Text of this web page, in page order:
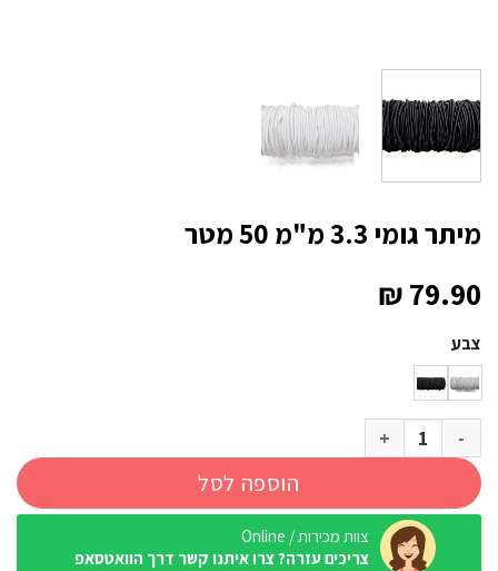
מיתר גומי 3.3 מ"מ 50 מטר
₪79.90
צבע
כמות של מיתר גומי 3.3 מ"מ 50 מטר
הוספה לסל
צוות מכירות / Online
צריכים עזרה? צרו איתנו קשר דרך הוואטסאפ